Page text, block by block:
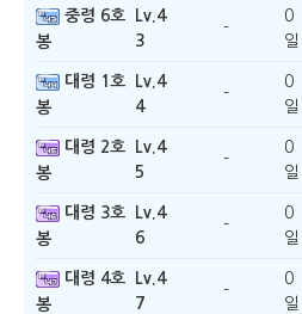
중령 6호
봉
Lv.4
3
-
0
일
대령 1호
봉
Lv.4
4
-
0
일
대령 2호
봉
Lv.4
5
-
0
일
대령 3호
봉
Lv.4
6
-
0
일
대령 4호
봉
Lv.4
7
-
0
일